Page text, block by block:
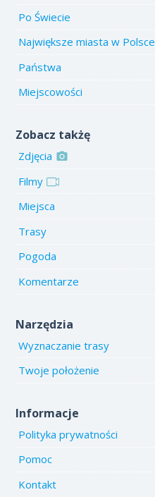
Po Świecie
Największe miasta w Polsce
Państwa
Miejscowości
Zobacz takżę
Zdjęcia
Filmy
Miejsca
Trasy
Pogoda
Komentarze
Narzędzia
Wyznaczanie trasy
Twoje położenie
Informacje
Polityka prywatności
Pomoc
Kontakt